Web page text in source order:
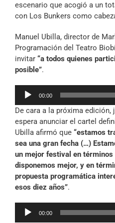
escenario que acogió a un
con Los Bunkers como
Manuel Ubilla, director de
Programación del Teatro
invitar “a todos quienes
posible”.
Reproductor
audio
00:00
De cara a la próxima
espera anunciar el cartel
Ubilla afirmó que “estamos
sea una gran fecha (…)
un mejor festival en términos
disponemos mejor, y en
propuesta programática
esos diez años”.
Reproductor
00:00